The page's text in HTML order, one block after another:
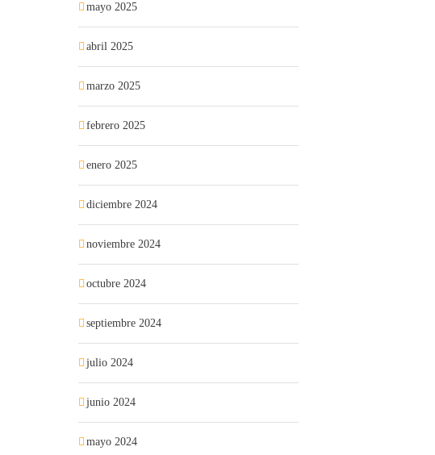
mayo 2025
abril 2025
marzo 2025
febrero 2025
enero 2025
diciembre 2024
noviembre 2024
octubre 2024
septiembre 2024
julio 2024
junio 2024
mayo 2024